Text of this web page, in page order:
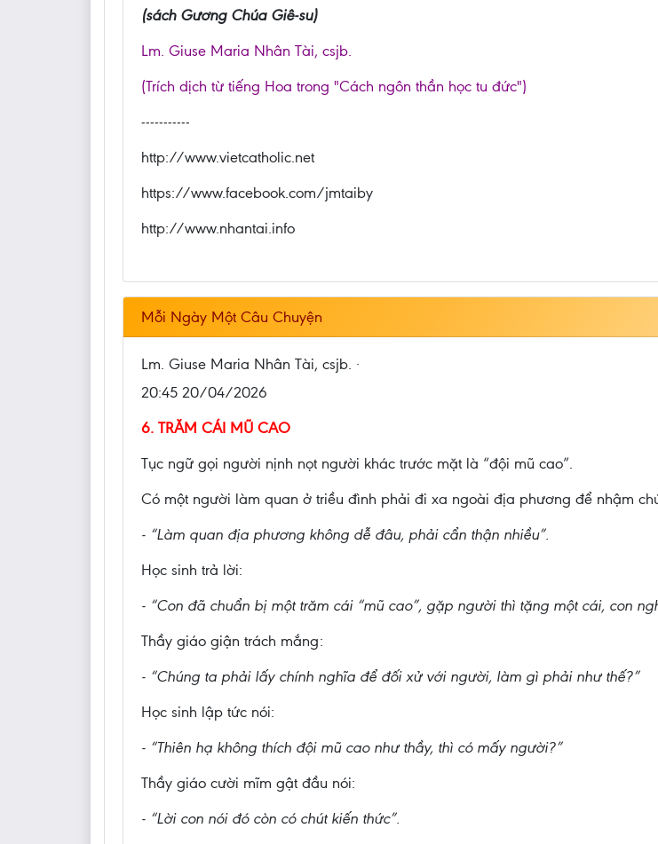
(sách Gương Chúa Giê-su)
Lm. Giuse Maria Nhân Tài, csjb.
(Trích dịch từ tiếng Hoa trong "Cách ngôn thần học tu đức")
-----------
http://www.vietcatholic.net
https://www.facebook.com/jmtaiby
http://www.nhantai.info
Mỗi Ngày Một Câu Chuyện
Lm. Giuse Maria Nhân Tài, csjb. ·
20:45 20/04/2026
6. TRĂM CÁI MŨ CAO
Tục ngữ gọi người nịnh nọt người khác trước mặt là “đội mũ cao”.
Có một người làm quan ở triều đình phải đi xa ngoài địa phương để nhậm
- “Làm quan địa phương không dễ đâu, phải cẩn thận nhiều”.
Học sinh trả lời:
- “Con đã chuẩn bị một trăm cái “mũ cao”, gặp người thì tặng một cái, con
Thầy giáo giận trách mắng:
- “Chúng ta phải lấy chính nghĩa để đối xử với người, làm gì phải như thế?”
Học sinh lập tức nói:
- “Thiên hạ không thích đội mũ cao như thầy, thì có mấy người?”
Thầy giáo cười mĩm gật đầu nói:
- “Lời con nói đó còn có chút kiến thức”.